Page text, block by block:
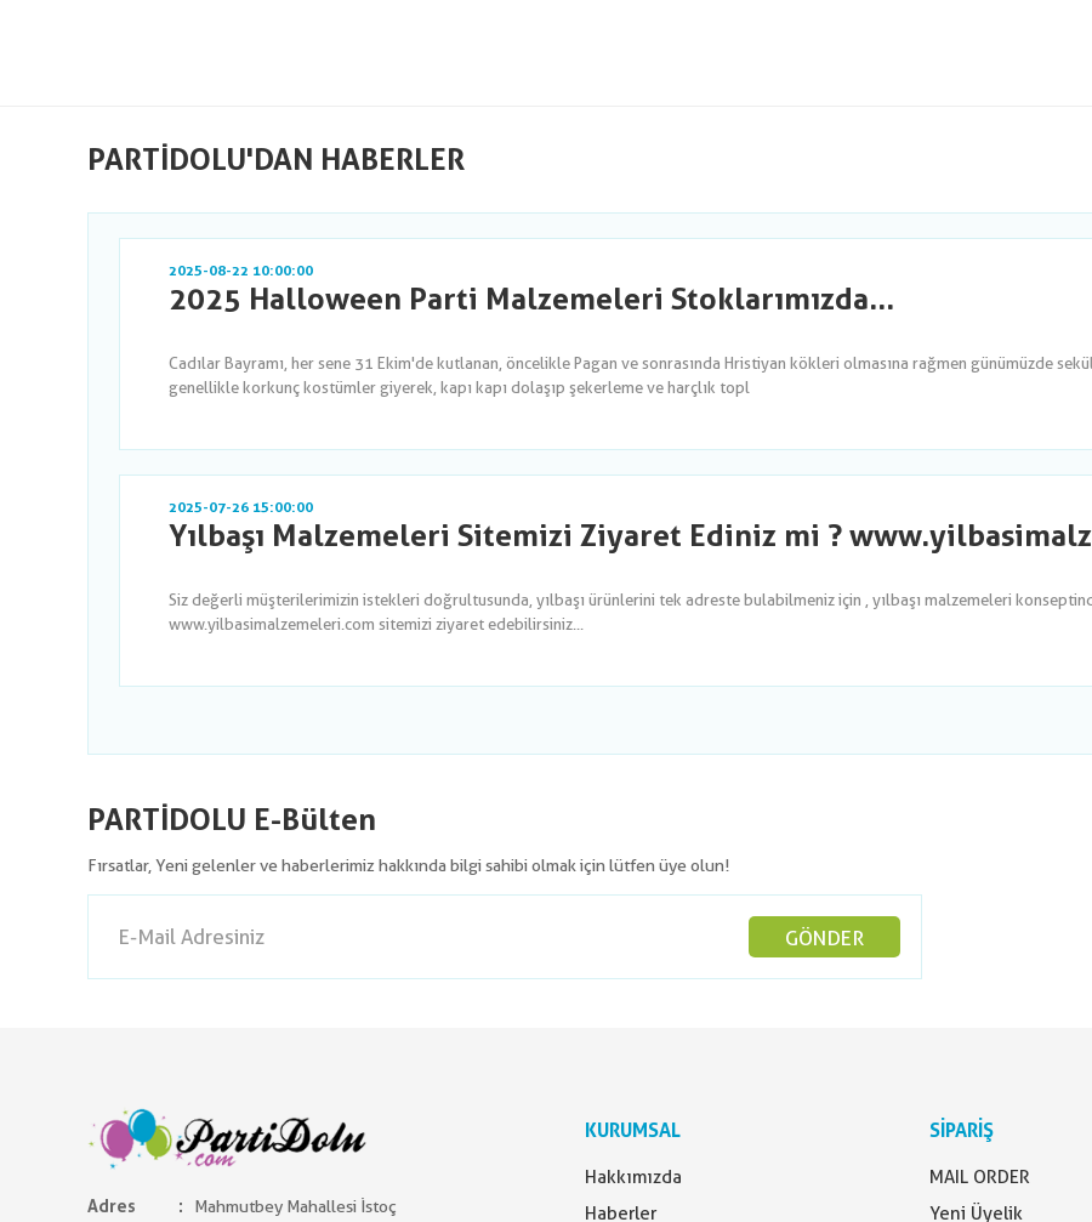
PARTIDOLU'DAN HABERLER
2025-08-22 10:00:00
2025 Halloween Parti Malzemeleri Stoklarımızda...
Cadılar Bayramı, her sene 31 Ekim'de kutlanan, öncelikle Pagan ve sonrasında Hristiyan kökleri olmasına rağmen günümüzde
genellikle korkunç kostümler giyerek, kapı kapı dolaşıp şekerleme ve harçlık topl
2025-07-26 15:00:00
Yılbaşı Malzemeleri Sitemizi Ziyaret Ediniz mi ?
Siz değerli müşterilerimizin istekleri doğrultusunda, yılbaşı ürünlerini tek adreste bulabilmeniz için , yılbaşı malzemeleri
www.yilbasimalzemeleri.com sitemizi ziyaret edebilirsiniz...
PARTİDOLU E-Bülten
Fırsatlar, Yeni gelenler ve haberlerimiz hakkında bilgi sahibi olmak için lütfen üye olun!
GÖNDER
Adres
Mahmutbey Mahallesi İstoç
KURUMSAL
Hakkımızda
Haberler
SİPARİŞ
MAIL ORDER
Yeni Üyelik